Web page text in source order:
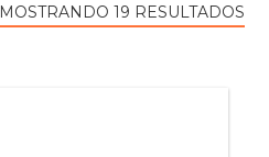
MOSTRANDO 19 RESULTADOS